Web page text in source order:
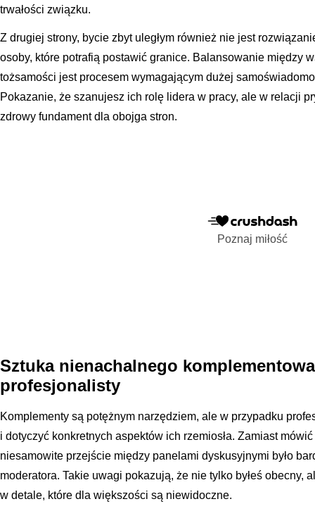
trwałości związku.
Z drugiej strony, bycie zbyt uległym również nie jest
osoby, które potrafią postawić granice. Balansowanie między
tożsamości jest procesem wymagającym dużej
Pokazanie, że szanujesz ich rolę lidera w pracy, ale w relacji
zdrowy fundament dla obojga stron.
Poznaj miłość
Sztuka nienachalnego
profesjonalisty
Komplementy są potężnym narzędziem, ale w przypadku
i dotyczyć konkretnych aspektów ich rzemiosła. Zamiast
niesamowite przejście między panelami dyskusyjnymi było
moderatora. Takie uwagi pokazują, że nie tylko byłeś obecny,
w detale, które dla większości są niewidoczne.